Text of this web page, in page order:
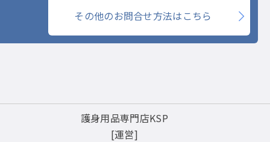
その他のお問合せ方法はこちら
護身用品専門店KSP
[運営]